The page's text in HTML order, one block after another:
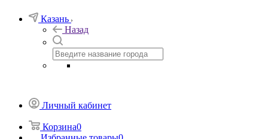
Казань
Назад
Личный кабинет
Корзина0